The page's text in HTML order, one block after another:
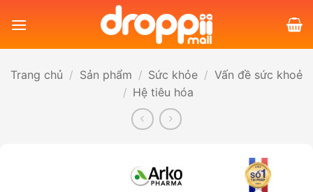
qua
Trang chủ / Sản phẩm / Sức khỏe / Vấn đề sức khoẻ
/ Hệ tiêu hóa